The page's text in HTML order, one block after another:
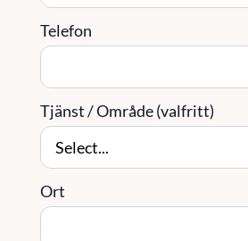
Telefon
Tjänst / Område (valfritt)
Ort